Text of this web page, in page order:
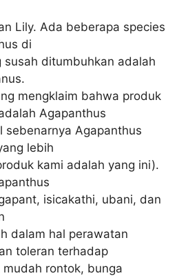
Lily. Ada beberapa species
di
susah ditumbuhkan adalah
mengklaim bahwa produk
Agapanthus
sebenarnya Agapanthus
lebih
kami adalah yang ini).
isicakathi, ubani, dan
dalam hal perawatan
toleran terhadap
rontok, bunga